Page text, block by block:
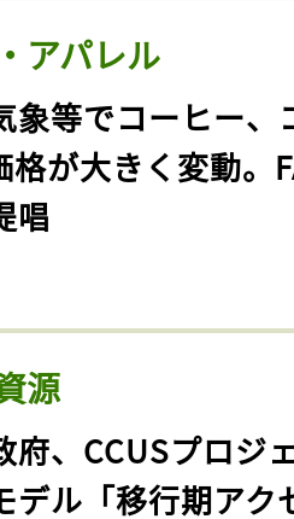
アパレル
象等でコーヒー、
格が大きく変動。
唱
源
府、CCUSプロジ
デル「移行期アク